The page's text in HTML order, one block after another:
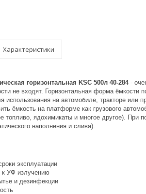
Характеристики
горизонтальная KSC 500л 40-284-
не входят. Горизонтальная форма ёмкости
использования на автомобиле, тракторе или
ёмкость на платформе как грузового
топливо, ядохимикаты и многое другое). При
наполнения и слива).
эксплуатации
к УФ излучению
и дезинфекции